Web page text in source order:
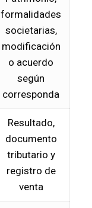
formalidades
societarias,
modificación
o acuerdo
según
corresponda
Resultado,
documento
tributario y
registro de
venta